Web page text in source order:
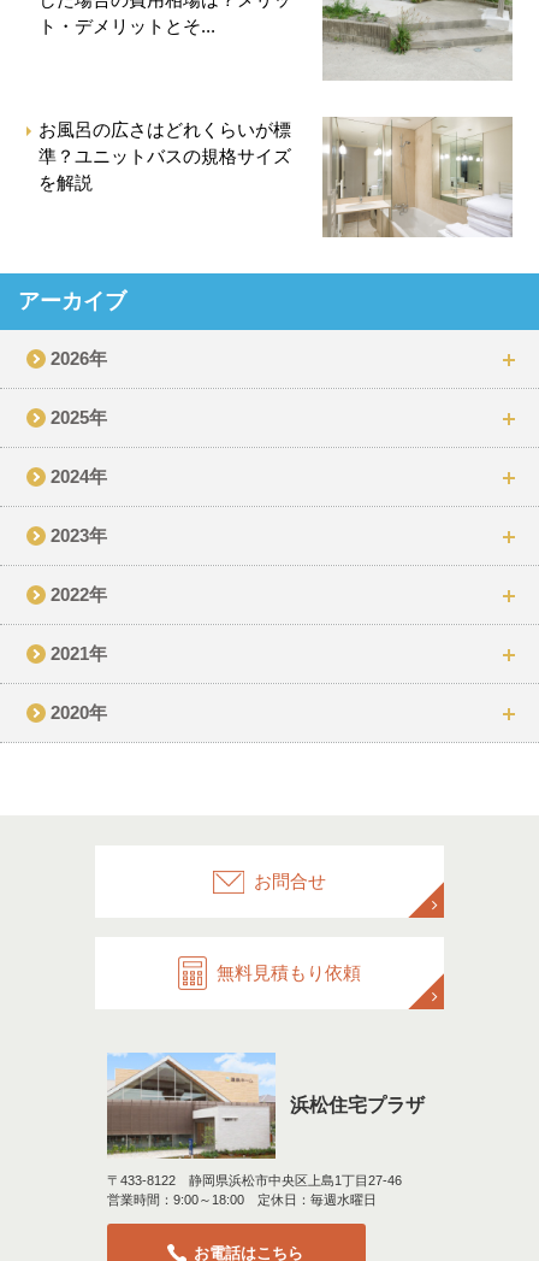
ト・デメリットとそ...
お風呂の広さはどれくらいが標
準？ユニットバスの規格サイズ
を解説
アーカイブ
2026年
2025年
2024年
2023年
2022年
2021年
2020年
お問合せ
無料見積もり依頼
浜松住宅プラザ
〒433-8122 静岡県浜松市中央区上島1丁目27-46
営業時間：9:00～18:00 定休日：毎週水曜日
お電話はこちら